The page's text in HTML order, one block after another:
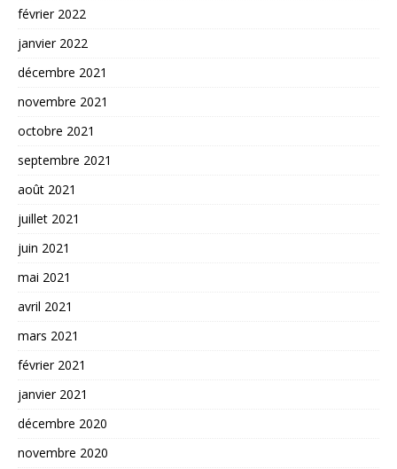
février 2022
janvier 2022
décembre 2021
novembre 2021
octobre 2021
septembre 2021
août 2021
juillet 2021
juin 2021
mai 2021
avril 2021
mars 2021
février 2021
janvier 2021
décembre 2020
novembre 2020